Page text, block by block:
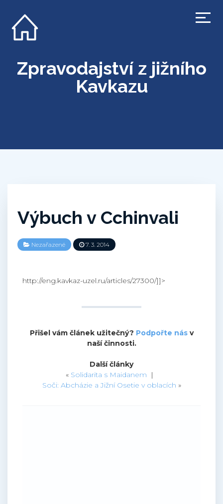
Zpravodajství z jižního
Kavkazu
Výbuch v Cchinvali
Nezařazené 7. 3. 2014
http://eng.kavkaz-uzel.ru/articles/27300/]]>
Přišel vám článek užitečný? Podpořte násv
naší činnosti.
Další články
« Solidarita s Maidanem |
Soči: Abcházie a Jižní Osetie v oblacích »